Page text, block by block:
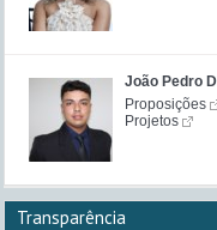
João Pedro
Proposições
Projetos
Transparência